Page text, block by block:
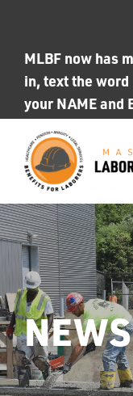
contentMLBF now has
in, text the word
your NAME and
WHO WE ARE
OUR FUNDS
Photo ID
UPDATES
NEWS